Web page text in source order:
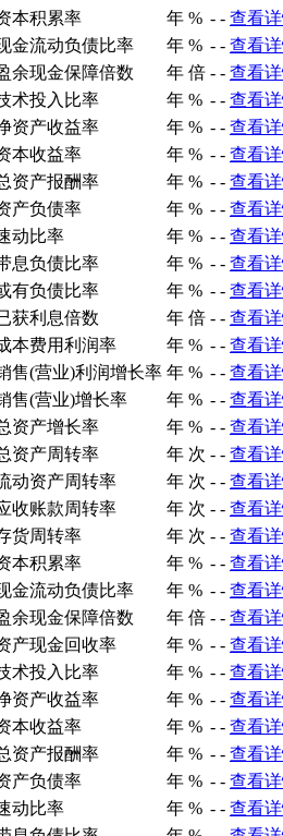
本积累率
年 % - - 查看
金流动负债比率
年 % - - 查看
余现金保障倍数
年 倍 - - 查看
术投入比率
年 % - - 查看
资产收益率
年 % - - 查看
本收益率
年 % - - 查看
资产报酬率
年 % - - 查看
产负债率
年 % - - 查看
动比率
年 % - - 查看
息负债比率
年 % - - 查看
有负债比率
年 % - - 查看
获利息倍数
年 倍 - - 查看
本费用利润率
年 % - - 查看
售(营业)利润增长率 年 % - - 查看
售(营业)增长率
年 % - - 查看
资产增长率
年 % - - 查看
资产周转率
年 次 - - 查看
动资产周转率
年 次 - - 查看
收账款周转率
年 次 - - 查看
货周转率
年 次 - - 查看
本积累率
年 % - - 查看
金流动负债比率
年 % - - 查看
余现金保障倍数
年 倍 - - 查看
产现金回收率
年 % - - 查看
术投入比率
年 % - - 查看
资产收益率
年 % - - 查看
本收益率
年 % - - 查看
资产报酬率
年 % - - 查看
产负债率
年 % - - 查看
动比率
年 % - - 查看